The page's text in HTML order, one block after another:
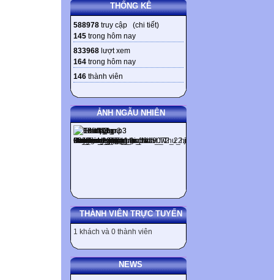
THỐNG KÊ
588978 truy cập (chi tiết)
145 trong hôm nay
833968 lượt xem
164 trong hôm nay
146 thành viên
ẢNH NGẪU NHIÊN
THÀNH VIÊN TRỰC TUYẾN
1 khách và 0 thành viên
NEWS